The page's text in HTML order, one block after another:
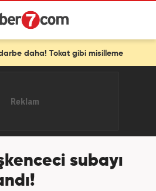
Tokat gibi misilleme
subayı